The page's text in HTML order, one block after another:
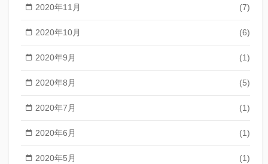
2020年11月 (7)
2020年10月 (6)
2020年9月 (1)
2020年8月 (5)
2020年7月 (1)
2020年6月 (1)
2020年5月 (1)